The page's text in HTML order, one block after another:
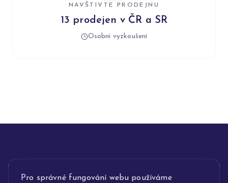
Pro správné fungování webu používáme
NAVŠTIVTE PRODEJNU
13 prodejen v ČR a SR
Osobní vyzkoušení
INFORMACE